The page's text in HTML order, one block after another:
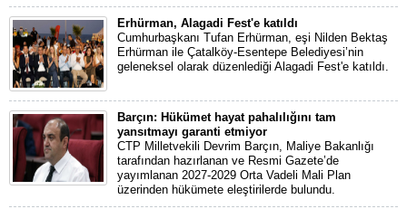
Erhürman, Alagadi Fest'e katıldı
Cumhurbaşkanı Tufan Erhürman, eşi Nilden Bektaş
Erhürman ile Çatalköy-Esentepe Belediyesi’nin
geleneksel olarak düzenlediği Alagadi Fest'e katıldı.
Barçın: Hükümet hayat pahalılığını tam
yansıtmayı garanti etmiyor
CTP Milletvekili Devrim Barçın, Maliye Bakanlığı
tarafından hazırlanan ve Resmi Gazete’de
yayımlanan 2027-2029 Orta Vadeli Mali Plan
üzerinden hükümete eleştirilerde bulundu.